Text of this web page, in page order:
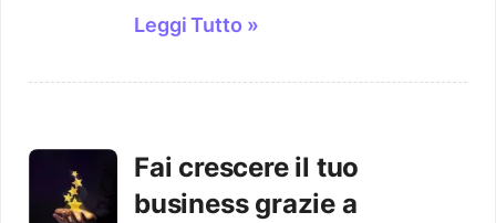
Leggi Tutto »
Fai crescere il tuo
business grazie a